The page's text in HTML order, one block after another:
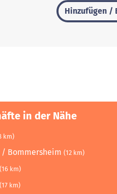
Hinzufügen /
in der Nähe
km)
Bommersheim (12 km)
(16 km)
(17 km)